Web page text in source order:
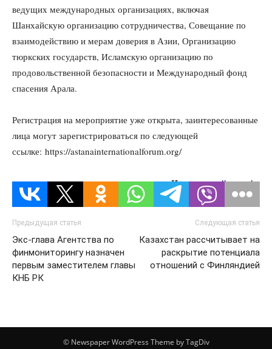
ведущих международных организациях, включая
Шанхайскую организацию сотрудничества, Совещание по
взаимодействию и мерам доверия в Азии, Организацию
тюркских государств, Исламскую организацию по
продовольственной безопасности и Международный фонд
спасения Арала.
Регистрация на мероприятие уже открыта, заинтересованные
лица могут зарегистрироваться по следующей
ссылке: https://astanainternationalforum.org/
Источник: dknews.kz
Предыдущая статья
Экс-глава Агентства по
финмониторингу назначен
первым заместителем главы
КНБ РК
Следующая статья
Казахстан рассчитывает на
раскрытие потенциала
отношений с Финляндией
© Newspaper WordPress Theme by TagDiv